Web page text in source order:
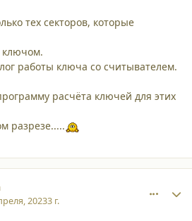
тех секторов, которые
ключом.
работы ключа со считывателем.
расчёта ключей для этих
разрезе.....
20233 г.